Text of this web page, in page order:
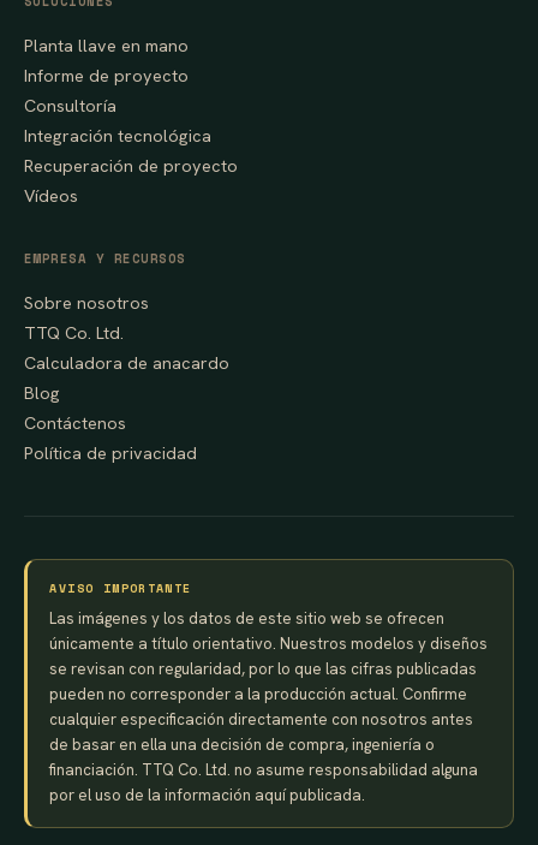
Planta llave en mano
Informe de proyecto
Consultoría
Integración tecnológica
Recuperación de proyecto
Vídeos
EMPRESA Y RECURSOS
Sobre nosotros
TTQ Co. Ltd.
Calculadora de anacardo
Blog
Contáctenos
Política de privacidad
AVISO IMPORTANTE
Las imágenes y los datos de este sitio web se ofrecen
únicamente a título orientativo. Nuestros modelos y diseños
se revisan con regularidad, por lo que las cifras publicadas
pueden no corresponder a la producción actual. Confirme
cualquier especificación directamente con nosotros antes
de basar en ella una decisión de compra, ingeniería o
financiación. TTQ Co. Ltd. no asume responsabilidad alguna
por el uso de la información aquí publicada.